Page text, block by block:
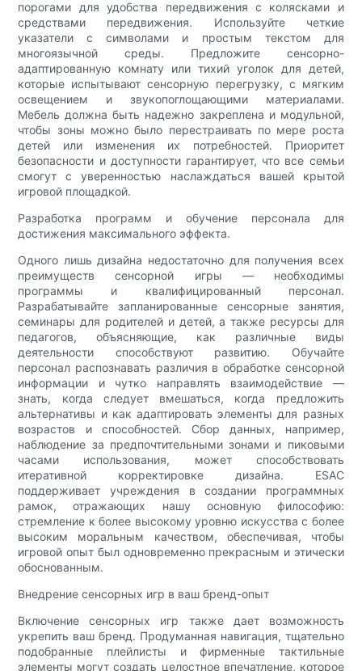
порогами для удобства передвижения с колясками и
средствами передвижения. Используйте четкие
указатели с символами и простым текстом для
многоязычной среды. Предложите сенсорно-
адаптированную комнату или тихий уголок для детей,
которые испытывают сенсорную перегрузку, с мягким
освещением и звукопоглощающими материалами.
Мебель должна быть надежно закреплена и модульной,
чтобы зоны можно было перестраивать по мере роста
детей или изменения их потребностей. Приоритет
безопасности и доступности гарантирует, что все семьи
смогут с уверенностью наслаждаться вашей крытой
игровой площадкой.
Разработка программ и обучение персонала для
достижения максимального эффекта.
Одного лишь дизайна недостаточно для получения всех
преимуществ сенсорной игры — необходимы
программы и квалифицированный персонал.
Разрабатывайте запланированные сенсорные занятия,
семинары для родителей и детей, а также ресурсы для
педагогов, объясняющие, как различные виды
деятельности способствуют развитию. Обучайте
персонал распознавать различия в обработке сенсорной
информации и чутко направлять взаимодействие —
знать, когда следует вмешаться, когда предложить
альтернативы и как адаптировать элементы для разных
возрастов и способностей. Сбор данных, например,
наблюдение за предпочтительными зонами и пиковыми
часами использования, может способствовать
итеративной корректировке дизайна. ESAC
поддерживает учреждения в создании программных
рамок, отражающих нашу основную философию:
стремление к более высокому уровню искусства с более
высоким моральным качеством, обеспечивая, чтобы
игровой опыт был одновременно прекрасным и этически
обоснованным.
Внедрение сенсорных игр в ваш бренд-опыт
Включение сенсорных игр также дает возможность
укрепить ваш бренд. Продуманная навигация, тщательно
подобранные плейлисты и фирменные тактильные
элементы могут создать целостное впечатление, которое